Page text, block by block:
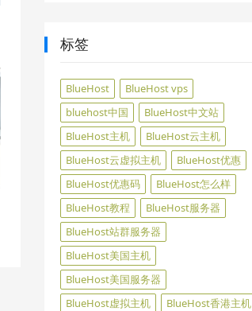
标签
BlueHost
BlueHost vps
bluehost中国
BlueHost中文站
BlueHost主机
BlueHost云主机
BlueHost云虚拟主机
BlueHost优惠
BlueHost优惠码
BlueHost怎么样
BlueHost教程
BlueHost服务器
BlueHost站群服务器
BlueHost美国主机
BlueHost美国服务器
BlueHost虚拟主机
BlueHost香港主机